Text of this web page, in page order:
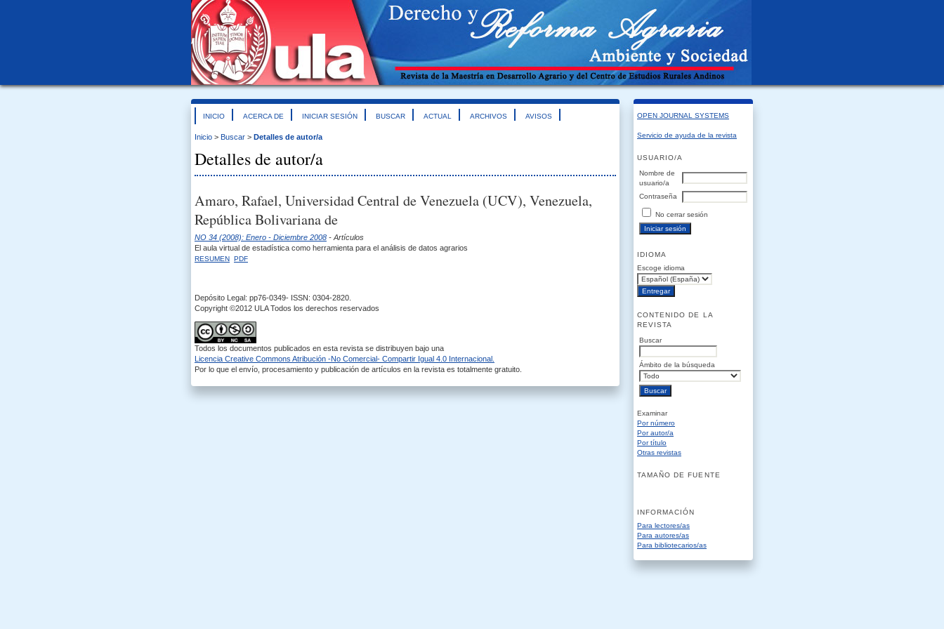
OPEN JOURNAL SYSTEMS
Servicio de ayuda de la revista
USUARIO/A
Nombre de
usuario/a
Contraseña
No cerrar sesión
IDIOMA
Escoge idioma
CONTENIDO DE LA
REVISTA
Buscar
Ámbito de la búsqueda
Examinar
Por número
Por autor/a
Por título
Otras revistas
TAMAÑO DE FUENTE
INFORMACIÓN
Para lectores/as
Para autores/as
Para bibliotecarios/as
INICIO ACERCA DE INICIAR SESIÓN BUSCAR ACTUAL ARCHIVOS AVISOS
Inicio > Buscar > Detalles de autor/a
Detalles de autor/a
Amaro, Rafael, Universidad Central de Venezuela (UCV), Venezuela,
República Bolivariana de
NO 34 (2008): Enero - Diciembre 2008 - Artículos
El aula virtual de estadística como herramienta para el análisis de datos agrarios
RESUMEN PDF
Depósito Legal: pp76-0349- ISSN: 0304-2820.
Copyright ©2012 ULA Todos los derechos reservados
Todos los documentos publicados en esta revista se distribuyen bajo una
Licencia Creative Commons Atribución -No Comercial- Compartir Igual 4.0 Internacional.
Por lo que el envío, procesamiento y publicación de artículos en la revista es totalmente gratuito.